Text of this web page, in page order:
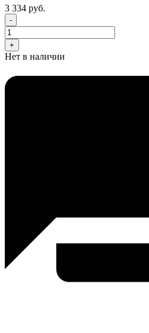
3 334 руб.
-
+
Нет в наличии